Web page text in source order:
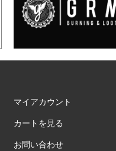
マイアカウント
カートを見る
お問い合わせ